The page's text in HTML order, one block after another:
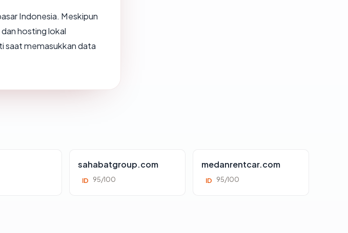
Indonesia. Meskipun
hosting lokal
saat memasukkan data
sahabatgroup.com
ID 95/100
medanrentcar.com
ID 95/100